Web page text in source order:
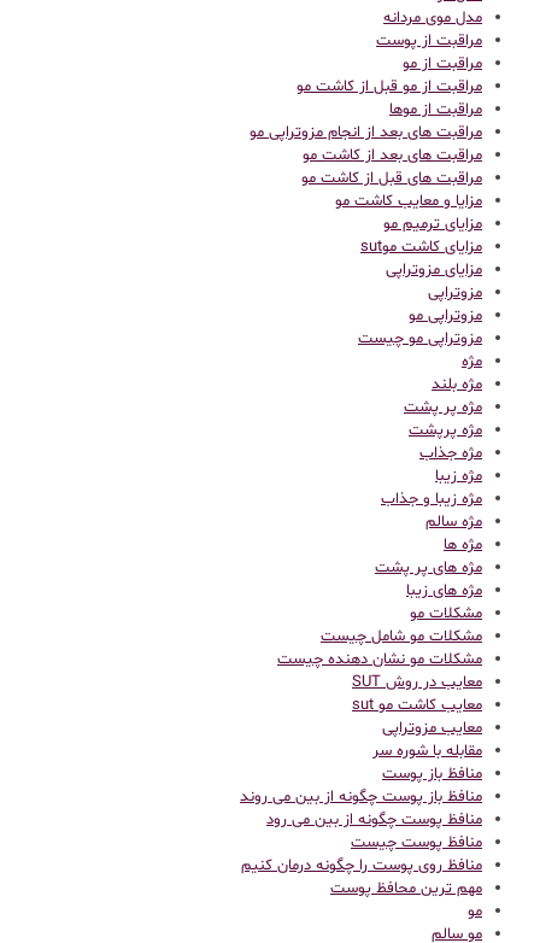
مدل موی مردانه
مراقبت از پوست
مراقبت از مو
مراقبت از مو قبل از کاشت مو
مراقبت از موها
مراقبت های بعد از انجام مزوتراپی مو
مراقبت های بعد از کاشت مو
مراقبت های قبل از کاشت مو
مزایا و معایب کاشت مو
مزایای ترمیم مو
مزایای کاشت موsut
مزایای مزوتراپی
مزوتراپی
مزوتراپی مو
مزوتراپی مو چیست
مژه
مژه بلند
مژه پر پشت
مژه پرپشت
مژه جذاب
مژه زیبا
مژه زیبا و جذاب
مژه سالم
مژه ها
مژه های پر پشت
مژه های زیبا
مشکلات مو
مشکلات مو شامل چیست
مشکلات مو نشان دهنده چیست
معایب در روش SUT
معایب کاشت مو sut
معایب مزوتراپی
مقابله با شوره سر
منافظ باز پوست
منافظ باز پوست چگونه از بین می روند
منافظ پوست چگونه از بین می رود
منافظ پوست چیست
منافظ روی پوست را چگونه درمان کنیم
مهم ترین محافظ پوست
مو
مو سالم